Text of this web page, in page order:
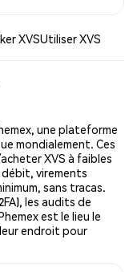
XVSUtiliser XVS
une plateforme
mondialement. Ces
XVS à faibles
débit, virements
sans tracas.
les audits de
est le lieu le
endroit pour